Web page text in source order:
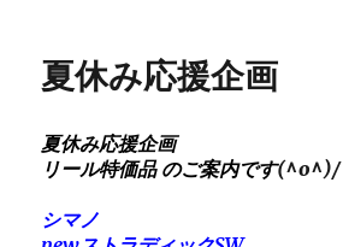
夏休み応援企画
夏休み応援企画
リール特価品 のご案内です(^o^)/
シマノ